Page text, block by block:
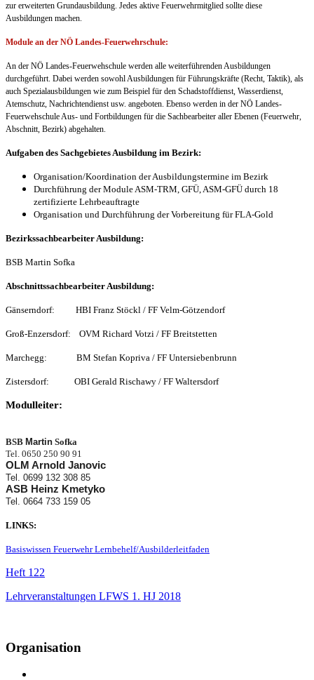
zur erweiterten Grundausbildung. Jedes aktive Feuerwehrmitglied sollte diese
Ausbildungen machen.
Module an der NÖ Landes-Feuerwehrschule:
An der NÖ Landes-Feuerwehschule werden alle weiterführenden Ausbildungen
durchgeführt. Dabei werden sowohl Ausbildungen für Führungskräfte (Recht, Taktik), als
auch Spezialausbildungen wie zum Beispiel für den Schadstoffdienst, Wasserdienst,
Atemschutz, Nachrichtendienst usw. angeboten. Ebenso werden in der NÖ Landes-
Feuerwehschule Aus- und Fortbildungen für die Sachbearbeiter aller Ebenen (Feuerwehr,
Abschnitt, Bezirk) abgehalten.
Aufgaben des Sachgebietes Ausbildung im Bezirk:
Organisation/Koordination der Ausbildungstermine im Bezirk
Durchführung der Module ASM-TRM, GFÜ, ASM-GFÜ durch 18
zertifizierte Lehrbeauftragte
Organisation und Durchführung der Vorbereitung für FLA-Gold
Bezirkssachbearbeiter Ausbildung:
BSB Martin Sofka
Abschnittssachbearbeiter Ausbildung:
Gänserndorf: HBI Franz Stöckl / FF Velm-Götzendorf
Groß-Enzersdorf: OVM Richard Votzi / FF Breitstetten
Marchegg: BM Stefan Kopriva / FF Untersiebenbrunn
Zistersdorf: OBI Gerald Rischawy / FF Waltersdorf
Modulleiter:
BSB Martin Sofka
Tel. 0650 250 90 91
OLM Arnold Janovic
Tel. 0699 132 308 85
ASB Heinz Kmetyko
Tel. 0664 733 159 05
LINKS:
Basiswissen Feuerwehr Lernbehelf/Ausbilderleitfaden
Heft 122
Lehrveranstaltungen LFWS 1. HJ 2018
Organisation